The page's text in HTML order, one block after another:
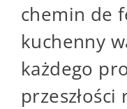
chemin de
kuchenny
każdego
przeszłości